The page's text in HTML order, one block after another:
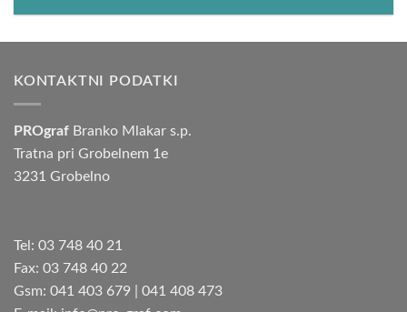
KONTAKTNI PODATKI
PROgraf Branko Mlakar s.p.
Tratna pri Grobelnem 1e
3231 Grobelno
Tel: 03 748 40 21
Fax: 03 748 40 22
Gsm: 041 403 679 | 041 408 473